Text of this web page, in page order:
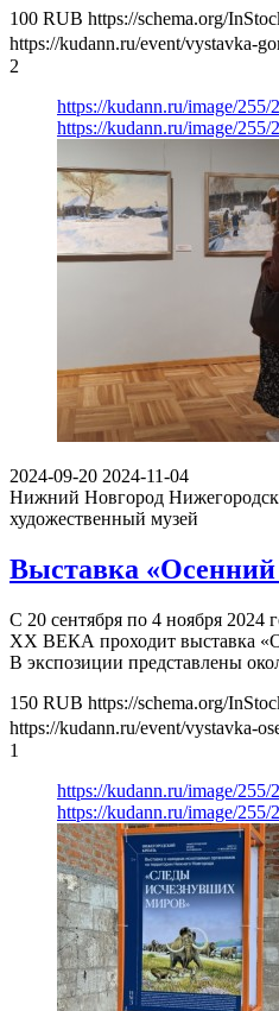
100 RUB https://schema.org/
https://kudann.ru/event/vystavka-
2
https://kudann.ru/image/255/
https://kudann.ru/image/255/
2024-09-20 2024-11-04
Нижний Новгород
художественный музей
Выставка «Осенний
С 20 сентября по 4 ноября
XX ВЕКА проходит выставка
В экспозиции представлены
150 RUB https://schema.org/
https://kudann.ru/event/vystavka-
1
https://kudann.ru/image/
https://kudann.ru/image/